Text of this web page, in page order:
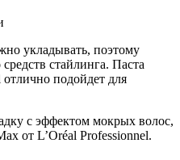
укладывать, поэтому
стайлинга. Паста
отлично подойдет для
с эффектом мокрых волос,
от L’Oréal Professionnel.